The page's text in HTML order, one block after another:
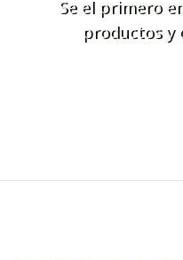
Se el primero
productos y